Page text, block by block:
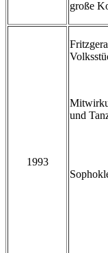
große
1993
und